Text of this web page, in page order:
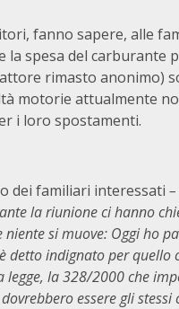
fanno sapere, alle
la spesa del
rimasto anonimo)
motorie attualmente
i loro spostamenti.
dei familiari interessati
la riunione ci hanno
si muove: Oggi ho
detto indignato per
legge, la 328/2000 che
essere gli